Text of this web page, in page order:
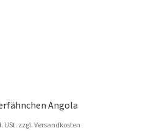
Angola
USt. zzgl. Versandkosten